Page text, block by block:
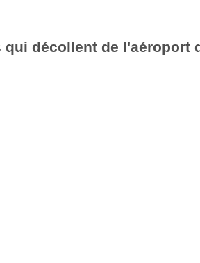
décollent de l'aéroport